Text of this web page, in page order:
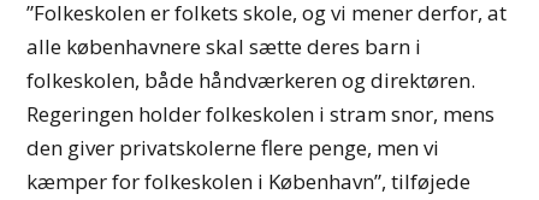
”Folkeskolen er folkets skole, og vi mener derfor, at
alle københavnere skal sætte deres barn i
folkeskolen, både håndværkeren og direktøren.
Regeringen holder folkeskolen i stram snor, mens
den giver privatskolerne flere penge, men vi
kæmper for folkeskolen i København”, tilføjede